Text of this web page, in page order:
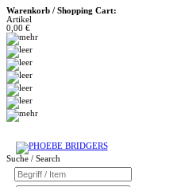
Warenkorb / Shopping Cart:
Artikel
0,00 €
Suche / Search